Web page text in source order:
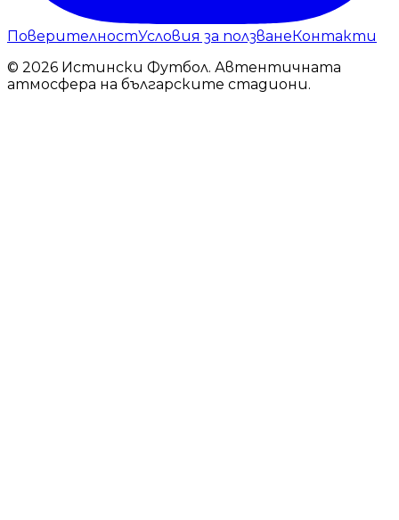
ПоверителностУсловия за ползване Контакти
© 2026 Истински Футбол. Автентичната
атмосфера на българските стадиони.